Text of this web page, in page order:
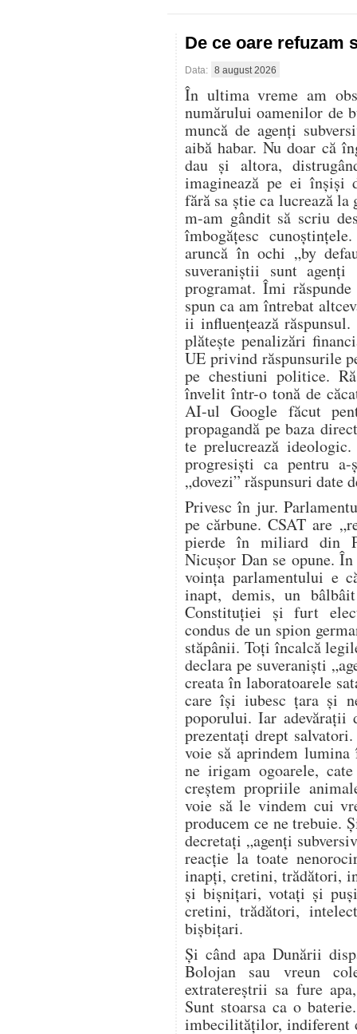
De ce oare
Data: 8 august 2026
În ultima vreme am
numărului oamenilor de
muncă de agenți
aibă habar. Nu doar că
dau și altora,
imaginează pe ei înșiși
fără sa știe ca lucrează
m-am gândit să scriu
îmbogățesc
aruncă în ochi „by
suveraniștii sunt
programat. Îmi
spun ca am întrebat
ii influențează
plătește penalizări
UE privind răspunsurile
pe chestiuni politice.
învelit într-o tonă de
AI-ul Google făcut
propagandă pe baza
te prelucrează
progresiști ca pentru
„dovezi” răspunsuri date
Privesc în jur.
pe cărbune. CSAT are
pierde în miliard din
Nicușor Dan se opune.
voința parlamentului e
inapt, demis, un
Constituției și furt
condus de un spion
stăpânii. Toți încalcă
declara pe suveraniști
creata în laboratoarele
care își iubesc țara și
poporului. Iar adevărații
prezentați drept
voie să aprindem lumina
ne irigam ogoarele,
creștem propriile
voie să le vindem cui
producem ce ne trebuie.
decretați „agenți
reacție la toate
inapți, cretini, trădători,
și bișnițari, votați și
cretini, trădători,
bișbițari.
Și când apa Dunării
Bolojan sau vreun
extratereștrii sa fure
Sunt stoarsa ca o
imbecilităților, indiferent